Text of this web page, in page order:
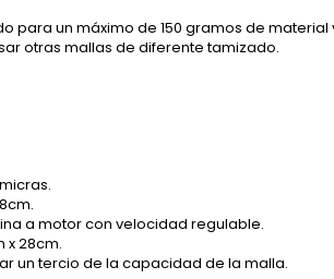
para un máximo de 150 gramos de
otras mallas de diferente tamizado.
a motor con velocidad regulable.
x 28cm.
un tercio de la capacidad de la malla.